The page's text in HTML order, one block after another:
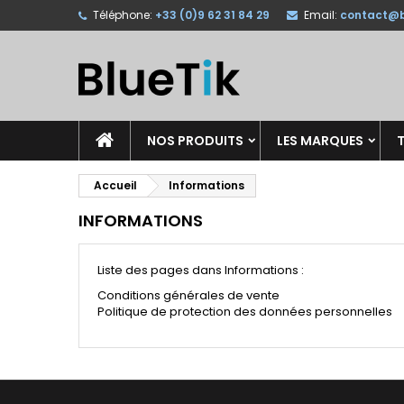
Téléphone: +33 (0)9 62 31 84 29 Email:
NOS PRODUITS LES MARQUES
Accueil Informations
INFORMATIONS
Liste des pages dans Informations :
Conditions générales de vente
Politique de protection des données personnelles